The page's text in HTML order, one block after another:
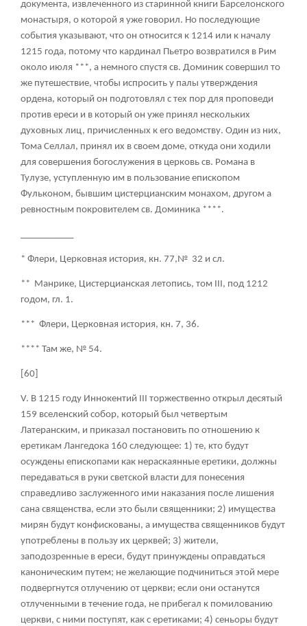
документа, извлеченного из старинной книги Барселонского
монастыря, о которой я уже говорил. Но последующие
события указывают, что он относится к 1214 или к началу
1215 года, потому что кардинал Пьетро возвратился в Рим
около июля ***, а немного спустя св. Доминик совершил то
же путешествие, чтобы испросить у палы утверждения
ордена, который он подготовлял с тех пор для проповеди
против ереси и в который он уже принял нескольких
духовных лиц, причисленных к его ведомству. Один из них,
Тома Селлал, принял их в своем доме, откуда они ходили
для совершения богослужения в церковь св. Романа в
Тулузе, уступленную им в пользование епископом
Фульконом, бывшим цистерцианским монахом, другом а
ревностным покровителем св. Доминика ****.
* Флери, Церковная история, кн. 77,№ 32 и сл.
** Манрике, Цистерцианская летопись, том III, под 1212
годом, гл. 1.
*** Флери, Церковная история, кн. 7, 36.
**** Там же, № 54.
[60]
V. В 1215 году Иннокентий III торжественно открыл десятый
159 вселенский собор, который был четвертым
Латеранским, и приказал постановить по отношению к
еретикам Лангедока 160 следующее: 1) те, кто будут
осуждены епископами как нераскаянные еретики, должны
передаваться в руки светской власти для понесения
справедливо заслуженного ими наказания после лишения
сана священства, если это были священники; 2) имущества
мирян будут конфискованы, а имущества священников будут
употреблены в пользу их церквей; 3) жители,
заподозренные в ереси, будут принуждены оправдаться
каноническим путем; не желающие подчиниться этой мере
подвергнутся отлучению от церкви; если они останутся
отлученными в течение года, не прибегал к помилованию
церкви, с ними поступят, как с еретиками; 4) сеньоры будут